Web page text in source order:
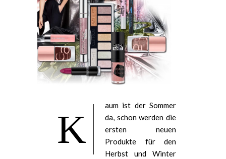
K
aum ist der Sommer
da, schon werden die
ersten neuen
Produkte für den
Herbst und Winter